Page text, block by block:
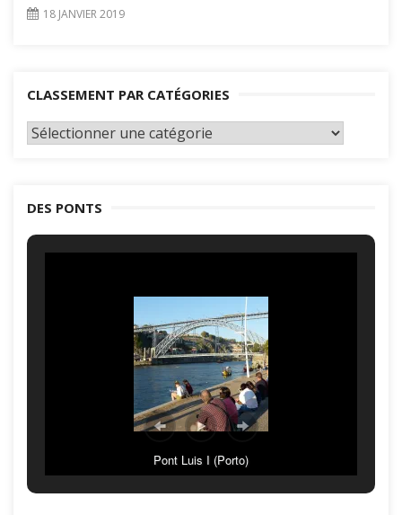
18 JANVIER 2019
CLASSEMENT PAR CATÉGORIES
Classement
DES PONTS
Pont Luis I (Porto)